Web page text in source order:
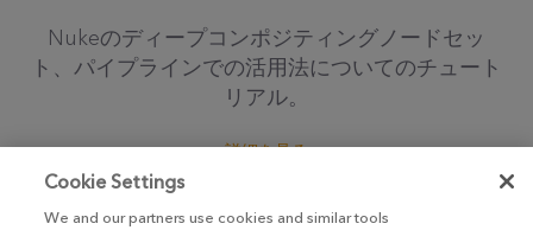
Nukeのディープコンポジティングノードセッ
ト、パイプラインでの活用法についてのチュート
リアル。
詳細を見る
Cookie Settings
We and our partners use cookies and similar tools